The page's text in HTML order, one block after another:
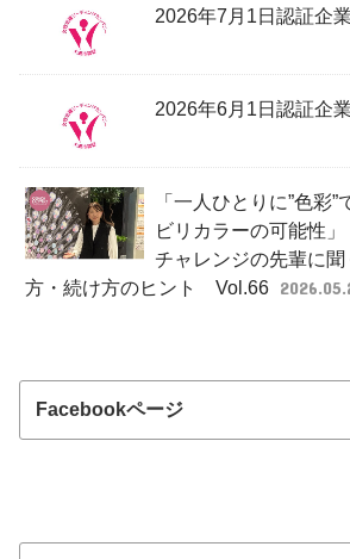
2026年7月1日認証企業
2026年6月1日認証企業
「一人ひとりに”色彩
ビリカラーの可能性
チャレンジの先輩に
方・続け方のヒント Vol.66
Facebookページ